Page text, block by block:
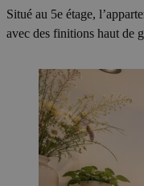
Situé au 5e étage,
avec des finitions haut de